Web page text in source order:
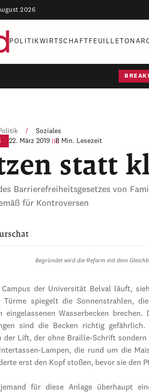
2026
POLITIKWIRTSCHAFT FEUILLETON
/
Soziales
22. März 2019 8 Min. Lesezeit
statt
Barrierefreiheitsgesetzes von
für Kontroversen
Begründet wird die Reform mit dem
der Universität Belval läuft,
Türme spiegelt die Sonnenstrahlen,
eingelassenen Wasserbecken
sind die Becken richtig
der Lift, der ohne Braille-Schrift
Lampen, die rund um die
erst den Kopf stoßen, bevor sie den
für diese Anlage überhaupt